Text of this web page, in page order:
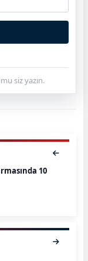
siz yazın.
10